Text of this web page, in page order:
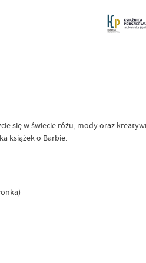
się w świecie różu, mody oraz
książek o Barbie.